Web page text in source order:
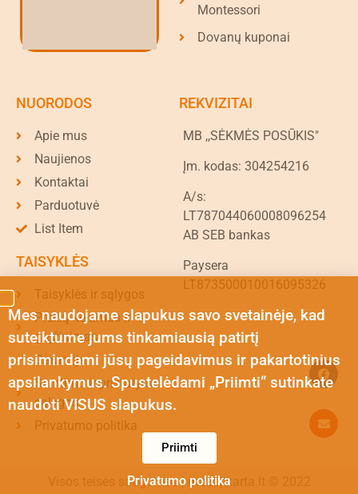
Montessori
Dovanų kuponai
NUORODOS
Apie mus
Naujienos
Kontaktai
Parduotuvė
List Item
TAISYKLĖS
Taisyklės ir sąlygos
Prekių keitimas ir
grąžinimas
Garantija
Siuntimo ir pristatymo
sąlygos
Privatumo politika
REKVIZITAI
MB ,,SĖKMĖS POSŪKIS"
Įm. kodas: 304254216
A/s:
LT787044060008096254
AB SEB bankas
Paysera
LT873500010016095326
Visos teisės saugomos | mazojikarta.lt © 2022
Mes naudojame slapukus savo svetainėje, kad
suteiktume jums tinkamiausią patirtį
prisimindami jūsų pageidavimus ir pakartotinius
apsilankymus. Spustelėdami „Priimti“ sutinkate
naudoti VISUS slapukus.
Priimti
Privatumo politika